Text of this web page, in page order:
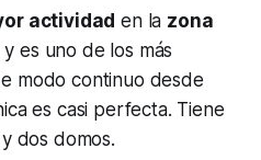
actividad en la zona
y es uno de los más
modo continuo desde
es casi perfecta. Tiene
dos domos.